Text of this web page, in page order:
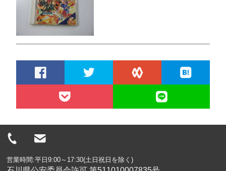
営業時間:平日9:00～17:30(土日祝日を除く)